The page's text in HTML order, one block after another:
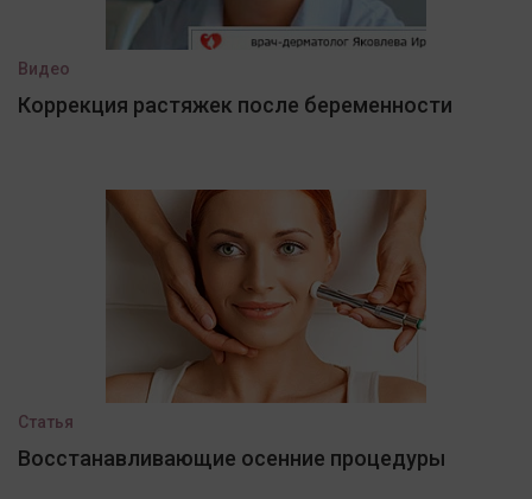
Видео
Коррекция растяжек после беременности
Статья
Восстанавливающие осенние процедуры